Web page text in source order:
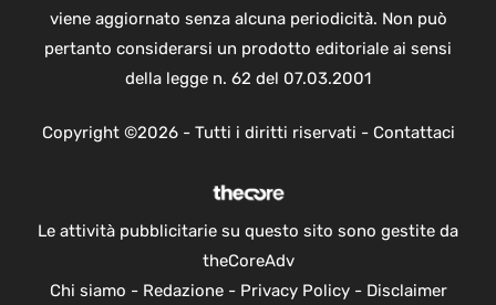
viene aggiornato senza alcuna periodicità. Non può
pertanto considerarsi un prodotto editoriale ai sensi
della legge n. 62 del 07.03.2001
Copyright ©2026 - Tutti i diritti riservati - Contattaci
Le attività pubblicitarie su questo sito sono gestite da
theCoreAdv
Chi siamo - Redazione- Privacy Policy- Disclaimer